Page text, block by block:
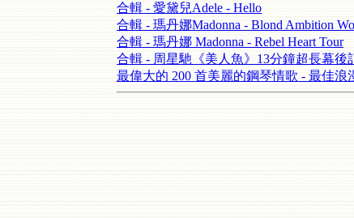
合輯 - 愛黛兒Adele - Hello
合輯 - 瑪丹娜Madonna - Blond Ambition
合輯 - 瑪丹娜 Madonna - Rebel Heart Tour
合輯 - 周星馳《美人魚》13分鐘超長幕後
最偉大的 200 首美麗的鋼琴情歌 - 最佳